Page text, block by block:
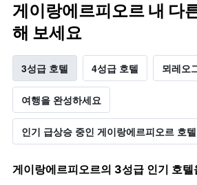
게이랑에르피오르 내 다
해 보세요
3성급 호텔 4성급 호텔 뫼레오
여행을 완성하세요
인기 급상승 중인 게이랑에르피오르 호텔
게이랑에르피오르​의 3​성급 인기 호텔